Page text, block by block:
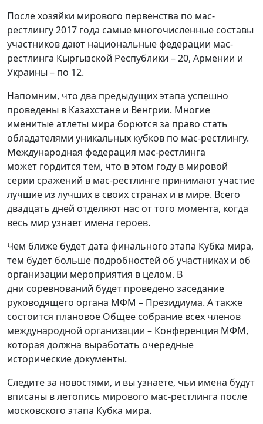
После хозяйки мирового первенства по мас-
рестлингу 2017 года самые многочисленные составы
участников дают национальные федерации мас-
рестлинга Кыргызской Республики – 20, Армении и
Украины – по 12.
Напомним, что два предыдущих этапа успешно
проведены в Казахстане и Венгрии. Многие
именитые атлеты мира борются за право стать
обладателями уникальных кубков по мас-рестлингу.
Международная федерация мас-рестлинга
может гордится тем, что в этом году в мировой
серии сражений в мас-рестлинге принимают участие
лучшие из лучших в своих странах и в мире. Всего
двадцать дней отделяют нас от того момента, когда
весь мир узнает имена героев.
Чем ближе будет дата финального этапа Кубка мира,
тем будет больше подробностей об участниках и об
организации мероприятия в целом. В
дни соревнований будет проведено заседание
руководящего органа МФМ – Президиума. А также
состоится плановое Общее собрание всех членов
международной организации – Конференция МФМ,
которая должна выработать очередные
исторические документы.
Следите за новостями, и вы узнаете, чьи имена будут
вписаны в летопись мирового мас-рестлинга после
московского этапа Кубка мира.